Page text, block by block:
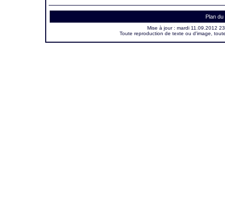
Plan du
Mise à jour : mardi 11.09.2012
Toute reproduction de texte ou d'image,